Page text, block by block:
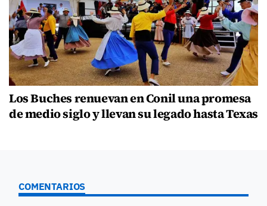
Los Buches renuevan en Conil una promesa
de medio siglo y llevan su legado hasta Texas
COMENTARIOS